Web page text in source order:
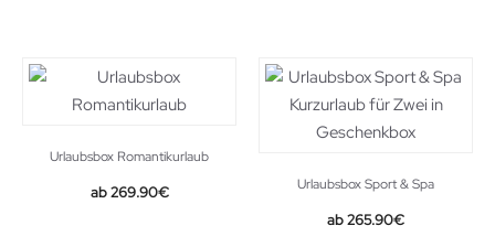
Urlaubsbox Romantikurlaub
269.90€ Urlaubsbox Sport & Spa
265.90€